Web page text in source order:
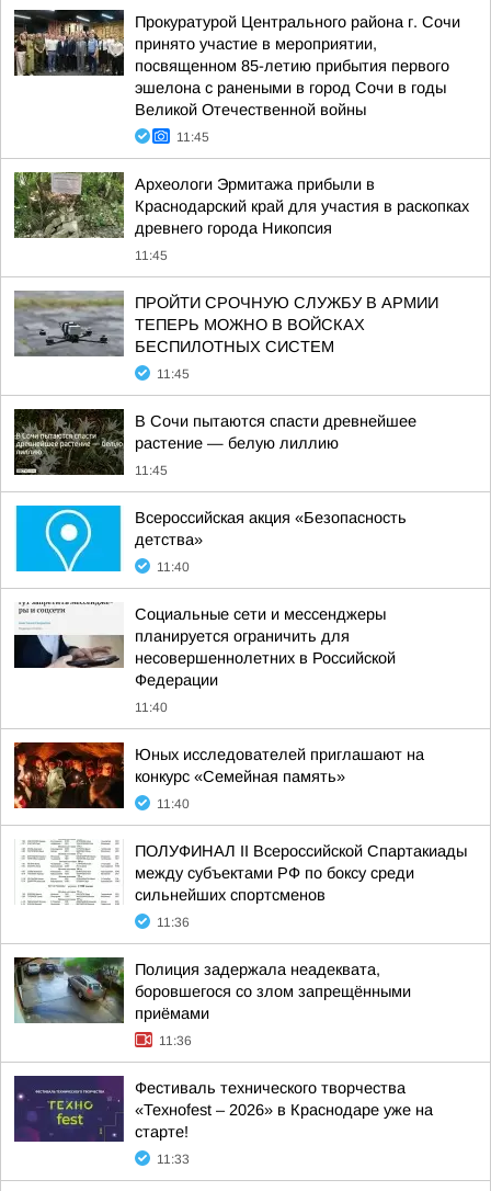
Прокуратурой Центрального района г. Сочи
принято участие в мероприятии,
посвященном 85-летию прибытия первого
эшелона с ранеными в город Сочи в годы
Великой Отечественной войны
11:45
Археологи Эрмитажа прибыли в
Краснодарский край для участия в раскопках
древнего города Никопсия
11:45
ПРОЙТИ СРОЧНУЮ СЛУЖБУ В АРМИИ
ТЕПЕРЬ МОЖНО В ВОЙСКАХ
БЕСПИЛОТНЫХ СИСТЕМ
11:45
В Сочи пытаются спасти древнейшее
растение — белую лиллию
11:45
Всероссийская акция «Безопасность
детства»
11:40
Социальные сети и мессенджеры
планируется ограничить для
несовершеннолетних в Российской
Федерации
11:40
Юных исследователей приглашают на
конкурс «Семейная память»
11:40
ПОЛУФИНАЛ II Всероссийской Спартакиады
между субъектами РФ по боксу среди
сильнейших спортсменов
11:36
Полиция задержала неадеквата,
боровшегося со злом запрещёнными
приёмами
11:36
Фестиваль технического творчества
«Техноfest – 2026» в Краснодаре уже на
старте!
11:33